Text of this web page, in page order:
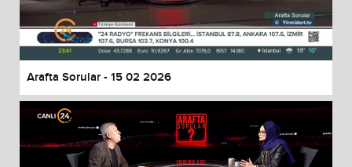
Arafta Sorular - 15 02 2026